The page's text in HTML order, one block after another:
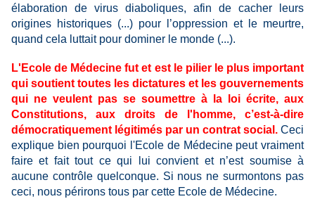
élaboration de virus diaboliques, afin de cacher leurs
origines historiques (...) pour l’oppression et le meurtre,
quand cela luttait pour dominer le monde (...).
L'Ecole de Médecine fut et est le pilier le plus important
qui soutient toutes les dictatures et les gouvernements
qui ne veulent pas se soumettre à la loi écrite, aux
Constitutions, aux droits de l'homme, c’est-à-dire
démocratiquement légitimés par un contrat social. Ceci
explique bien pourquoi l'Ecole de Médecine peut vraiment
faire et fait tout ce qui lui convient et n’est soumise à
aucune contrôle quelconque. Si nous ne surmontons pas
ceci, nous périrons tous par cette Ecole de Médecine.